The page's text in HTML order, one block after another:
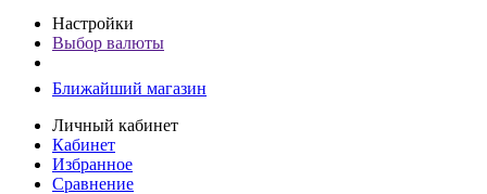
Настройки
Выбор валюты
Ближайший магазин
Личный кабинет
Кабинет
Избранное
Сравнение